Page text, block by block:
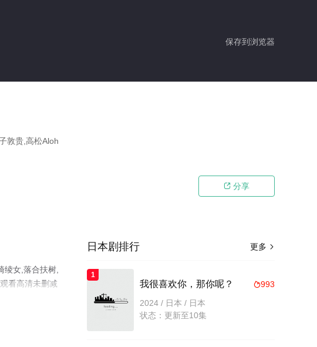
保存到浏览器
敦贵,高松Aloh
 分享
绫女,落合扶树,
看高清未删减
了解。
更多 
日本剧排行
1
993
我很喜欢你，那你呢？
2024 / 日本 / 日本
状态：更新至10集